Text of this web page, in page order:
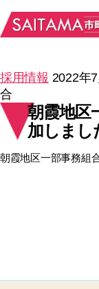
採用情報 2022年7
合
朝霞地区
加しまし
朝霞地区一部事務組